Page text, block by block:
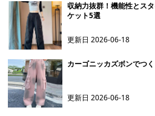
収納力抜群！機能性とス
ケット5選
更新日2026-06-18
カーゴニッカズボンでつ
更新日2026-06-18